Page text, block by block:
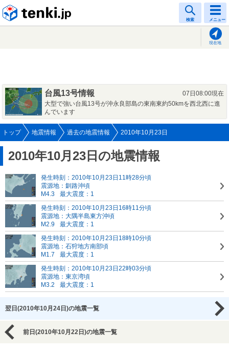
検索 メニュー
現在地
台風13号情報
07日08:00現在
大型で強い台風13号が沖永良部島の東南東約50kmを西北西に進
んでいます
トップ 地震情報 過去の地震情報 2010年10月23日
2010年10月23日の地震情報
発生時刻：2010年10月23日11時28分頃
震源地：釧路沖頃
M4.3
最大震度：1
発生時刻：2010年10月23日16時11分頃
震源地：大隅半島東方沖頃
M2.9
最大震度：1
発生時刻：2010年10月23日18時10分頃
震源地：石狩地方南部頃
M1.7
最大震度：1
発生時刻：2010年10月23日22時03分頃
震源地：東京湾頃
M3.2
最大震度：1
翌日(2010年10月24日)の地震一覧
前日(2010年10月22日)の地震一覧